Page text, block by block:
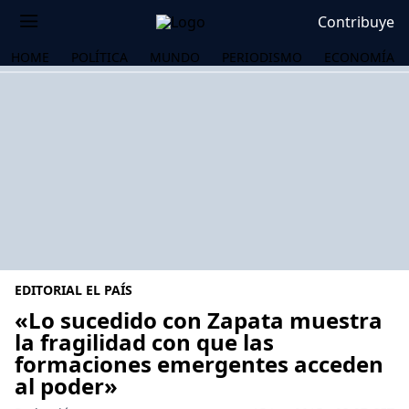
Contribuye
HOME POLÍTICA MUNDO PERIODISMO ECONOMÍA
EDITORIAL EL PAÍS
«Lo sucedido con Zapata muestra
la fragilidad con que las
formaciones emergentes acceden
al poder»